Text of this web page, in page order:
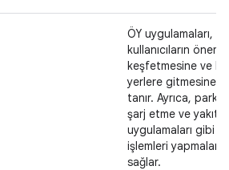
ÖY uygulamaları,
kullanıcıların
keşfetmesine ve bu
yerlere gitmesine
tanır. Ayrıca, park
şarj etme ve yakıt
uygulamaları gibi
işlemleri yapmalarını
sağlar.